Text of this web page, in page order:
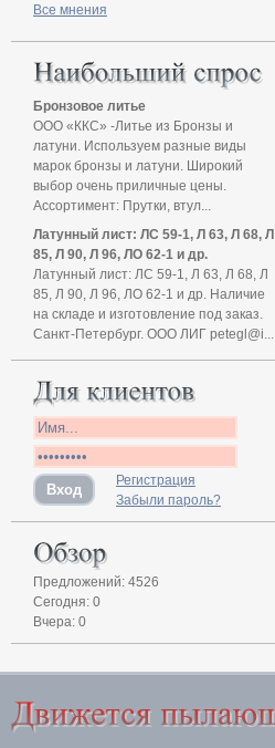
Все мнения
Бронзовое литье
ООО «ККС» -Литье из Бронзы и
латуни. Используем разные виды
марок бронзы и латуни. Широкий
выбор очень приличные цены.
Ассортимент: Прутки, втул...
Латунный лист: ЛС 59-1, Л 63, Л 68, Л
85, Л 90, Л 96, ЛО 62-1 и др.
Латунный лист: ЛС 59-1, Л 63, Л 68, Л
85, Л 90, Л 96, ЛО 62-1 и др. Наличие
на складе и изготовление под заказ.
Санкт-Петербург. ООО ЛИГ petegl@i...
Регистрация
Забыли пароль?
Предложений: 4526
Сегодня: 0
Вчера: 0